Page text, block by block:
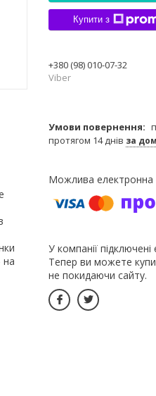
на
Купити з
+380 (98) 010-07-32
Viber
протягом 14 днів за
У компанії
Тепер ви можете
не покидаючи сайту.